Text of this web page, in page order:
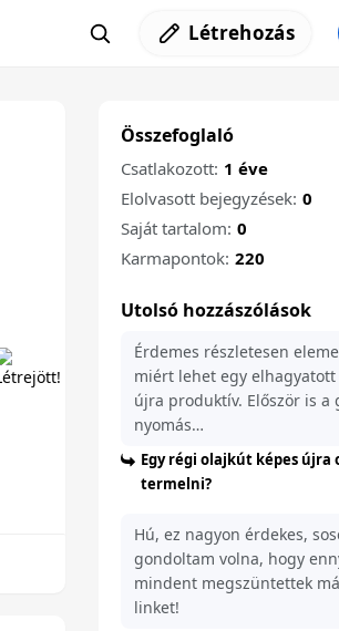
Létrehozás
Összefoglaló
Csatlakozott: 1 éve
Elolvasott bejegyzések: 0
Saját tartalom: 0
Karmapontok: 220
Utolsó hozzászólások
Érdemes részletesen
miért lehet egy
újra produktív. Először is a
nyomás…
Egy régi olajkút képes újra
termelni?
Hú, ez nagyon érdekes,
gondoltam volna, hogy
mindent megszüntettek
linket!